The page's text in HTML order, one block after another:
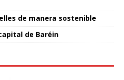
de manera sostenible
de Baréin